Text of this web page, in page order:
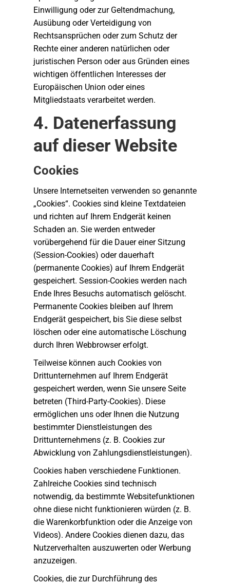
Einwilligung oder zur Geltendmachung,
Ausübung oder Verteidigung von
Rechtsansprüchen oder zum Schutz der
Rechte einer anderen natürlichen oder
juristischen Person oder aus Gründen eines
wichtigen öffentlichen Interesses der
Europäischen Union oder eines
Mitgliedstaats verarbeitet werden.
4. Datenerfassung
auf dieser Website
Cookies
Unsere Internetseiten verwenden so genannte
„Cookies“. Cookies sind kleine Textdateien
und richten auf Ihrem Endgerät keinen
Schaden an. Sie werden entweder
vorübergehend für die Dauer einer Sitzung
(Session-Cookies) oder dauerhaft
(permanente Cookies) auf Ihrem Endgerät
gespeichert. Session-Cookies werden nach
Ende Ihres Besuchs automatisch gelöscht.
Permanente Cookies bleiben auf Ihrem
Endgerät gespeichert, bis Sie diese selbst
löschen oder eine automatische Löschung
durch Ihren Webbrowser erfolgt.
Teilweise können auch Cookies von
Drittunternehmen auf Ihrem Endgerät
gespeichert werden, wenn Sie unsere Seite
betreten (Third-Party-Cookies). Diese
ermöglichen uns oder Ihnen die Nutzung
bestimmter Dienstleistungen des
Drittunternehmens (z. B. Cookies zur
Abwicklung von Zahlungsdienstleistungen).
Cookies haben verschiedene Funktionen.
Zahlreiche Cookies sind technisch
notwendig, da bestimmte Websitefunktionen
ohne diese nicht funktionieren würden (z. B.
die Warenkorbfunktion oder die Anzeige von
Videos). Andere Cookies dienen dazu, das
Nutzerverhalten auszuwerten oder Werbung
anzuzeigen.
Cookies, die zur Durchführung des